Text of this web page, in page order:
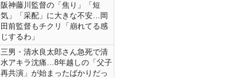
阪神藤川監督の「焦り」「短
気」「采配」に大きな不安…岡
田前監督もチクリ「崩れてる感
じするわ」
三男・清水良太郎さん急死で清
水アキラ沈痛…8年越しの「父子
再共演」が始まったばかりだっ